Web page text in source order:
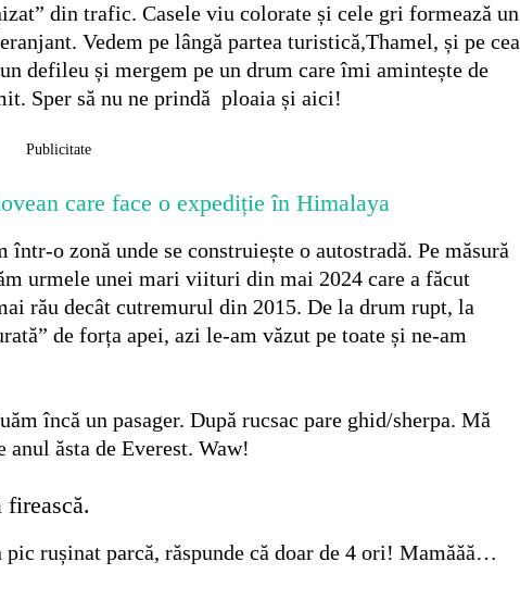
din trafic. Casele viu colorate și cele gri formează un
Vedem pe lângă partea turistică,Thamel, și pe cea
defileu și mergem pe un drum care îmi amintește de
Sper să nu ne prindă ploaia și aici!
Publicitate
care face o expediție în Himalaya
o zonă unde se construiește o autostradă. Pe măsură
urmele unei mari viituri din mai 2024 care a făcut
rău decât cutremurul din 2015. De la drum rupt, la
de forța apei, azi le-am văzut pe toate și ne-am
încă un pasager. După rucsac pare ghid/sherpa. Mă
ăsta de Everest. Waw!
rușinat parcă, răspunde că doar de 4 ori! Mamăăă…